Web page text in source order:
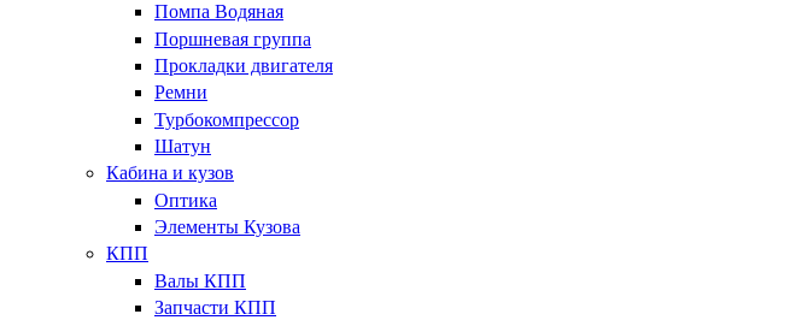
Помпа Водяная
Поршневая группа
Прокладки двигателя
Ремни
Турбокомпрессор
Шатун
Кабина и кузов
Оптика
Элементы Кузова
КПП
Валы КПП
Запчасти КПП